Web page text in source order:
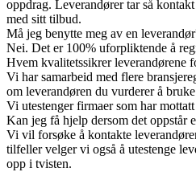
oppdrag. Leverandører tar så
med sitt tilbud.
Må jeg benytte meg av en
Nei. Det er 100% uforpliktende å
Hvem kvalitetssikrer leverandørene
Vi har samarbeid med flere
om leverandøren du vurderer å
Vi utestenger firmaer som har
Kan jeg få hjelp dersom det oppstår
Vi vil forsøke å kontakte
tilfeller velger vi også å utestenge
opp i tvisten.